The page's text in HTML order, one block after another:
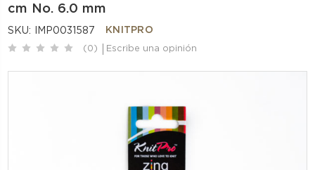
cm No. 6.0 mm
SKU: IMP0031587 KNITPRO
(0) Escribe una opinión